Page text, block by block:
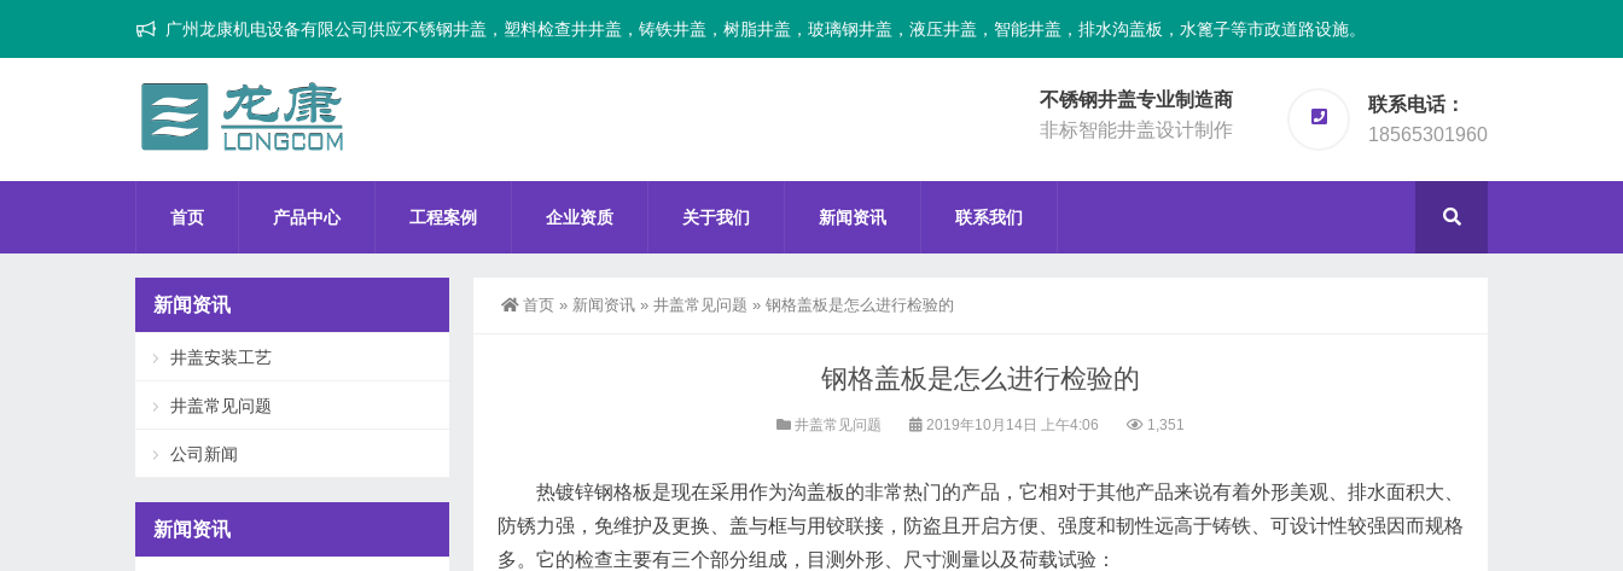
广州龙康机电设备有限公司供应不锈钢井盖，塑料检查井井盖，铸铁井盖，树脂井盖，玻璃钢井盖，液压井盖，智能井盖，排水沟盖板，水篦子等市政道路设施。
不锈钢井盖专业制造商
非标智能井盖设计制作
联系电话：
18565301960
首页 产品中心 工程案例 企业资质 关于我们 新闻资讯 联系我们
首页 » 新闻资讯 » 井盖常见问题 » 钢格盖板是怎么进行检验的
钢格盖板是怎么进行检验的
井盖常见问题 2019年10月14日 上午4:06 1,351
热镀锌钢格板是现在采用作为沟盖板的非常热门的产品，它相对于其他产品来说有着外形美观、排水面积大、
防锈力强，免维护及更换、盖与框与用铰联接，防盗且开启方便、强度和韧性远高于铸铁、可设计性较强因而规格
多。它的检查主要有三个部分组成，目测外形、尺寸测量以及荷载试验：
新闻资讯
井盖安装工艺
井盖常见问题
公司新闻
新闻资讯